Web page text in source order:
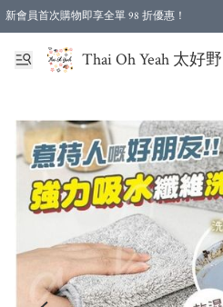
新會員首次購物即享全單 98 折優惠！
特選會員可享全單低至 96 折優惠！
Thai Oh Yeah 太好野